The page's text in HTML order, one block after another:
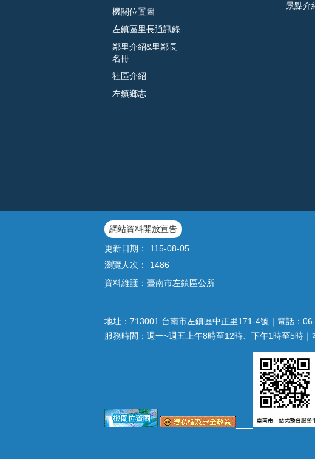
機關位置圖
左鎮區里長通訊錄
鄰里介紹&里鄰長
名冊
社區介紹
左鎮鄉志
景點介
網站資料開放宣告
更新日期：
115-08-05
瀏覽人次：
1486
資料維護：臺南市左鎮區公所
地址：713001 台南市左鎮區中正里171-4號｜電話：
服務時間：週一~週五上午8時至12時、下午1時至5時